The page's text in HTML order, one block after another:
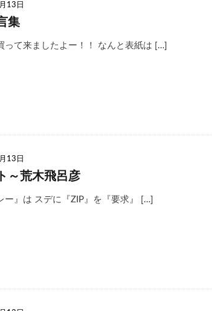
13日
集
って来ましたよー！！ なんと表紙は […]
13日
～荒木飛呂彦
ー』は スデに『ZIP』を『要求』 […]